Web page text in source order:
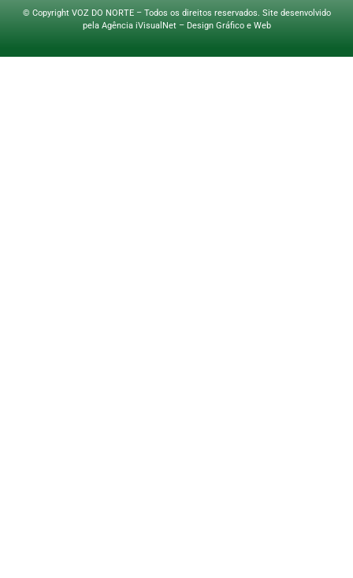
© Copyright VOZ DO NORTE – Todos os direitos reservados. Site desenvolvido
pela Agência iVisualNet – Design Gráfico e Web